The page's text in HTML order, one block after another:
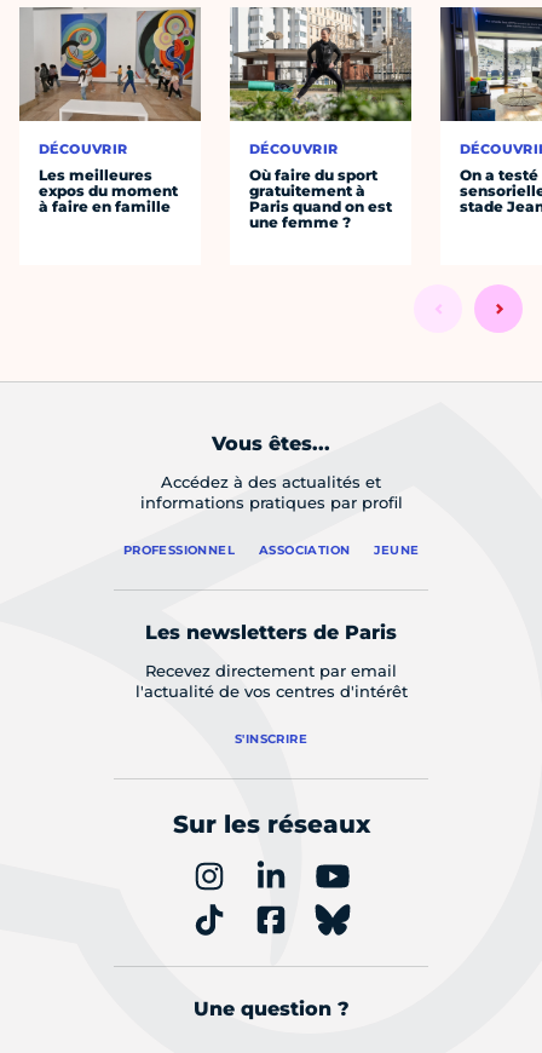
DÉCOUVRIR
Les meilleures
expos du moment
à faire en famille
DÉCOUVRIR
Où faire du sport
gratuitement à
Paris quand on est
une femme ?
On a
stade
Vous êtes...
Accédez à des actualités et
informations pratiques par profil
PROFESSIONNEL ASSOCIATION JEUNE
Les newsletters de Paris
Recevez directement par email
l'actualité de vos centres d'intérêt
S'INSCRIRE
Sur les réseaux
Une question ?